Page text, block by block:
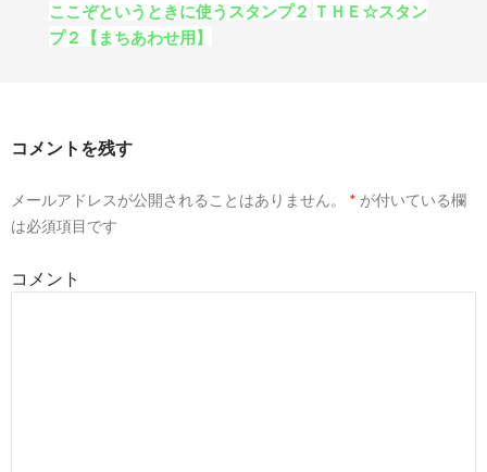
ここぞというときに使うスタンプ２ ＴＨＥ☆スタン
プ２【まちあわせ用】
コメントを残す
メールアドレスが公開されることはありません。 * が付いている欄
は必須項目です
コメント